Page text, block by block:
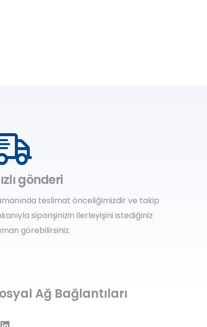
gönderi
teslimat önceliğimizdir ve takip
siparişinizin ilerleyişini istediğiniz
görebilirsiniz.
Ağ Bağlantıları